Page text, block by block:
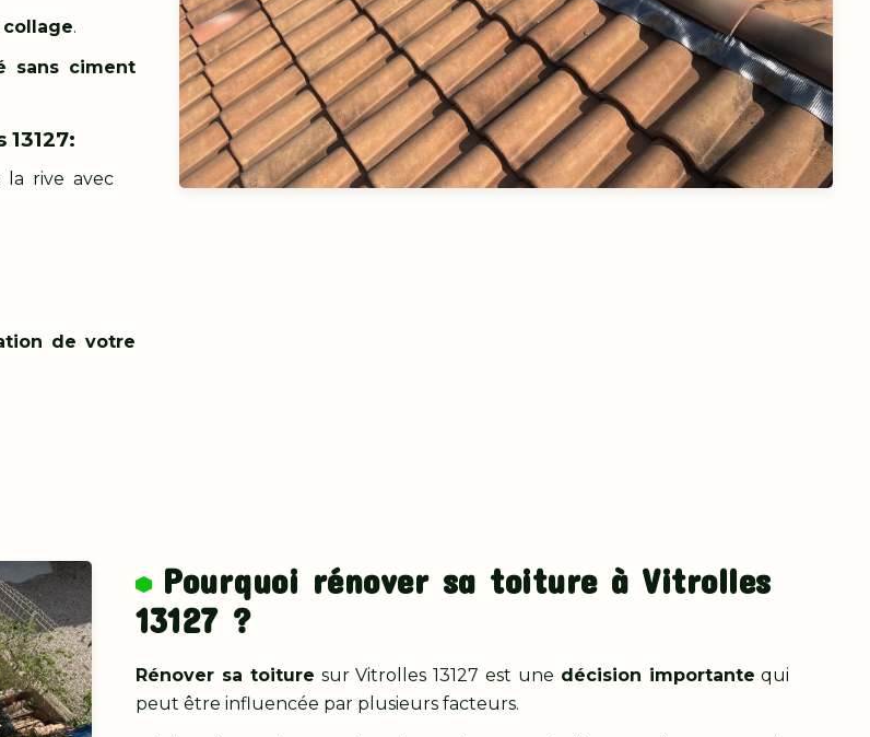
.
sans ciment
la rive avec
de votre
Pourquoi rénover sa toiture à Vitrolles
13127 ?
Rénover sa toiture sur Vitrolles 13127 est une décision importante qui
peut être influencée par plusieurs facteurs.